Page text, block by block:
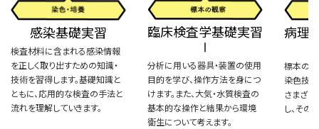
感染基礎実習
検査材料に含まれる感染情報
を正しく取り出すための知識・
技術を習得します。基礎知識と
ともに、応用的な検査の手法と
流れを理解していきます。
臨床検査学基礎実習
Ⅰ
分析に用いる器具・装置の使用
目的を学び、操作方法を身につ
けます。また、大気・水質検査の
基本的な操作と結果から環境
衛生について考えます。
病理
標本の
染色技術
さまざ
し、その